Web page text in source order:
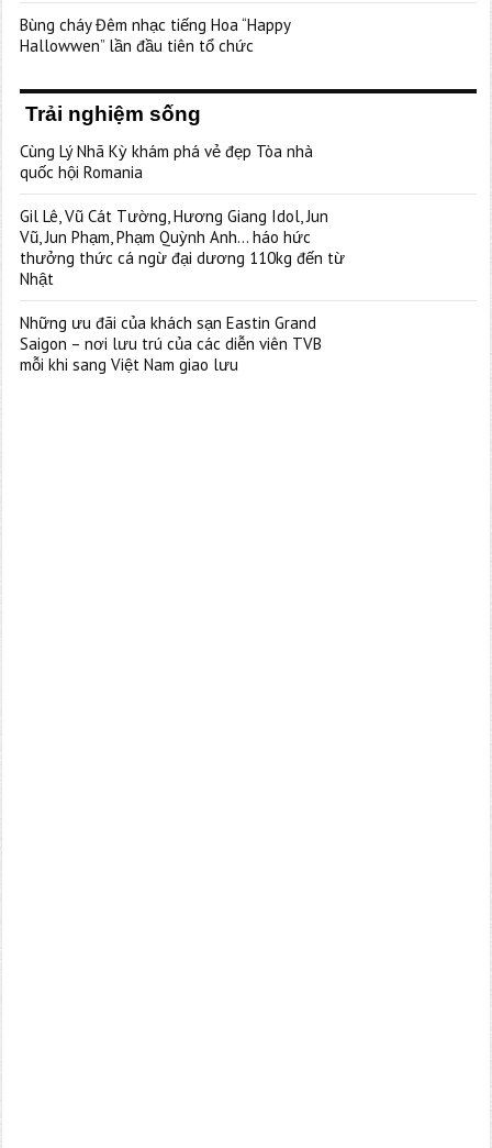
Bùng cháy Đêm nhạc tiếng Hoa “Happy
Hallowwen” lần đầu tiên tổ chức
Trải nghiệm sống
Cùng Lý Nhã Kỳ khám phá vẻ đẹp Tòa nhà
quốc hội Romania
Gil Lê, Vũ Cát Tường, Hương Giang Idol, Jun
Vũ, Jun Phạm, Phạm Quỳnh Anh… háo hức
thưởng thức cá ngừ đại dương 110kg đến từ
Nhật
Những ưu đãi của khách sạn Eastin Grand
Saigon – nơi lưu trú của các diễn viên TVB
mỗi khi sang Việt Nam giao lưu